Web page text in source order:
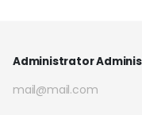
Administrator
mail@mail.com